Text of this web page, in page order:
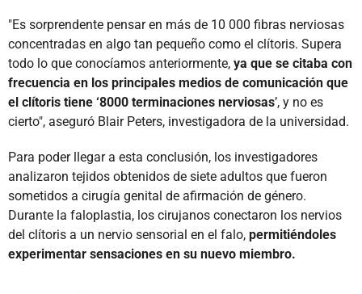
"Es sorprendente pensar en más de 10 000 fibras nerviosas
concentradas en algo tan pequeño como el clítoris. Supera
todo lo que conocíamos anteriormente, ya que se citaba con
frecuencia en los principales medios de comunicación que
el clítoris tiene ‘8000 terminaciones nerviosas’, y no es
cierto", aseguró Blair Peters, investigadora de la universidad.
Para poder llegar a esta conclusión, los investigadores
analizaron tejidos obtenidos de siete adultos que fueron
sometidos a cirugía genital de afirmación de género.
Durante la faloplastia, los cirujanos conectaron los nervios
del clítoris a un nervio sensorial en el falo, permitiéndoles
experimentar sensaciones en su nuevo miembro.